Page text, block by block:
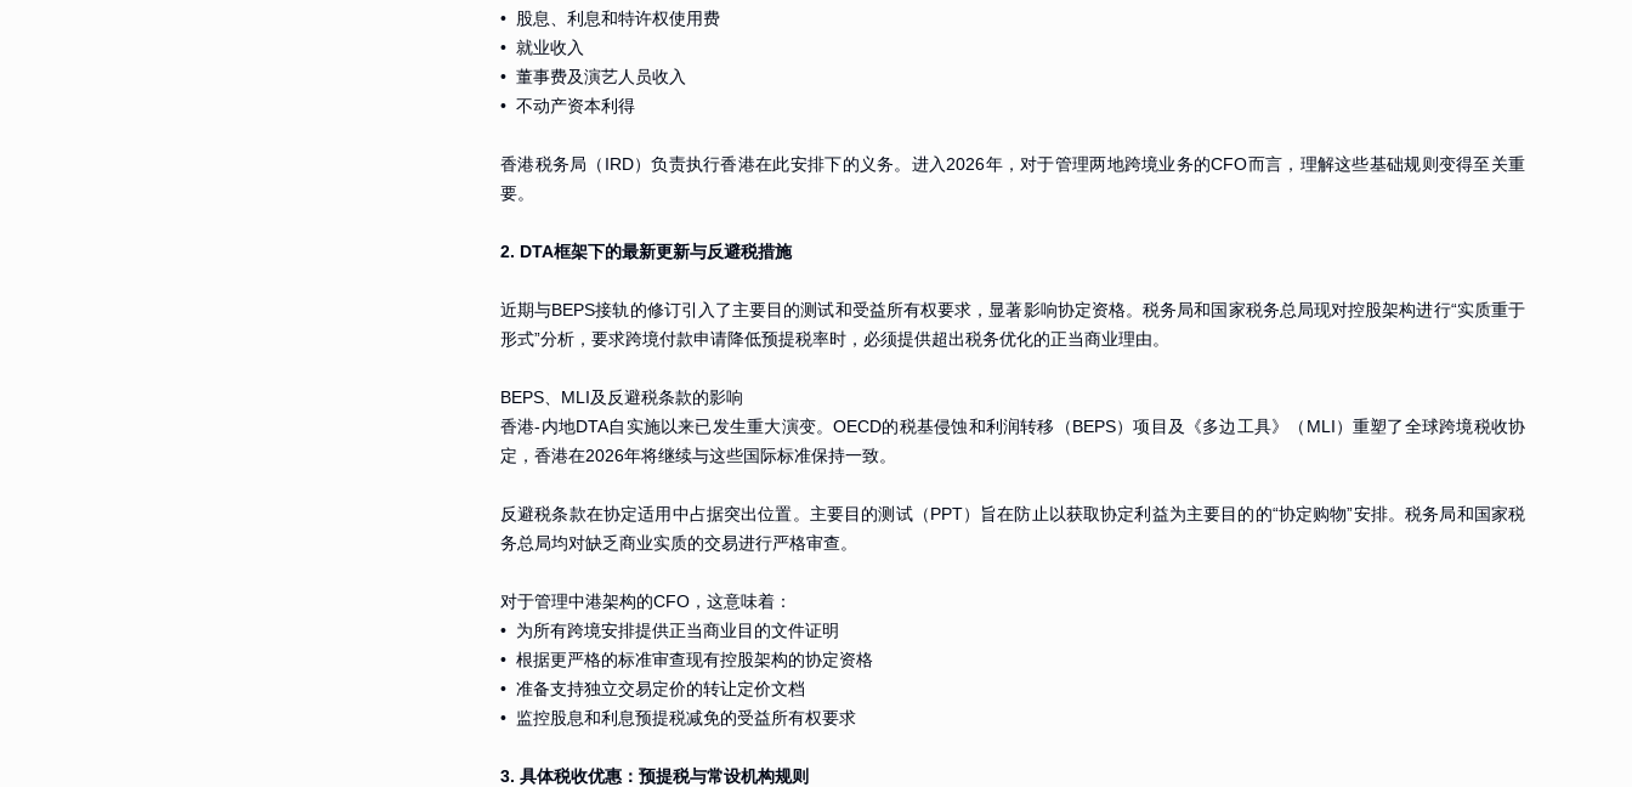
• 股息、利息和特许权使用费
• 就业收入
• 董事费及演艺人员收入
• 不动产资本利得
香港税务局（IRD）负责执行香港在此安排下的义务。进入2026年，对于管理两地跨境业务的CFO而言，理解这些基础规则变得至关重
要。
2. DTA框架下的最新更新与反避税措施
近期与BEPS接轨的修订引入了主要目的测试和受益所有权要求，显著影响协定资格。税务局和国家税务总局现对控股架构进行“实质重于
形式”分析，要求跨境付款申请降低预提税率时，必须提供超出税务优化的正当商业理由。
BEPS、MLI及反避税条款的影响
香港-内地DTA自实施以来已发生重大演变。OECD的税基侵蚀和利润转移（BEPS）项目及《多边工具》（MLI）重塑了全球跨境税收协
定，香港在2026年将继续与这些国际标准保持一致。
反避税条款在协定适用中占据突出位置。主要目的测试（PPT）旨在防止以获取协定利益为主要目的的“协定购物”安排。税务局和国家税
务总局均对缺乏商业实质的交易进行严格审查。
对于管理中港架构的CFO，这意味着：
• 为所有跨境安排提供正当商业目的文件证明
• 根据更严格的标准审查现有控股架构的协定资格
• 准备支持独立交易定价的转让定价文档
• 监控股息和利息预提税减免的受益所有权要求
3. 具体税收优惠：预提税与常设机构规则